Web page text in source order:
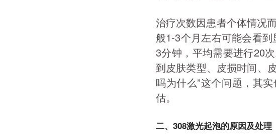
治疗次数因患者个体情况
般1-3个月左右可能会看
3分钟，平均需要进行20
到皮肤类型、皮损时间、
吗为什么”这个问题，其
估。
二、308激光起泡的原因及处理